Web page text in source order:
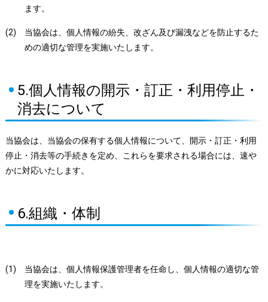
ます。
(2) 当協会は、個人情報の紛失、改ざん及び漏洩などを防止するた
めの適切な管理を実施いたします。
5.個人情報の開示・訂正・利用停止・
消去について
当協会は、当協会の保有する個人情報について、開示・訂正・利用
停止・消去等の手続きを定め、これらを要求される場合には、速や
かに対応いたします。
6.組織・体制
(1) 当協会は、個人情報保護管理者を任命し、個人情報の適切な管
理を実施いたします。